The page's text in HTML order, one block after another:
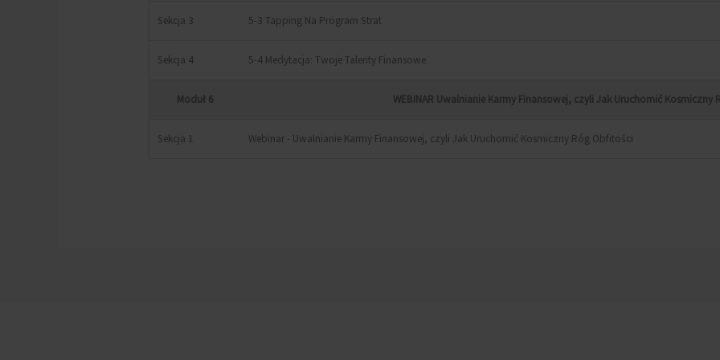
Sekcja 3 5-3 Tapping Na Program Strat
Sekcja 4 5-4 Medytacja: Twoje Talenty Finansowe
Moduł 6 WEBINAR Uwalnianie Karmy Finansowej, czyli Jak Uruchomić Kosmiczny
Sekcja 1 Webinar - Uwalnianie Karmy Finansowej, czyli Jak Uruchomić Kosmiczny Róg Obfitości